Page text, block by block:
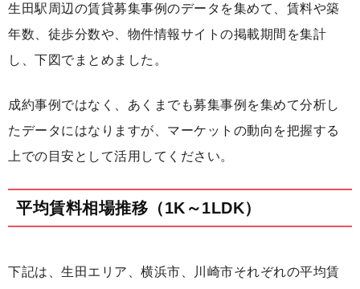
生田駅周辺の賃貸募集事例のデータを集めて、賃料や築
年数、徒歩分数や、物件情報サイトの掲載期間を集計
し、下図でまとめました。
成約事例ではなく、あくまでも募集事例を集めて分析し
たデータにはなりますが、マーケットの動向を把握する
上での目安として活用してください。
平均賃料相場推移（1K～1LDK）
下記は、生田エリア、横浜市、川崎市それぞれの平均賃